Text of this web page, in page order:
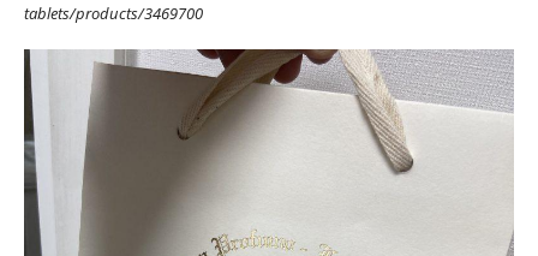
tablets/products/3469700